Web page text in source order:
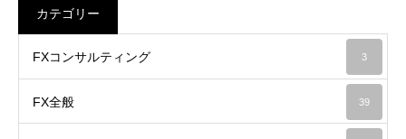
カテゴリー
FXコンサルティング 3
FX全般 39